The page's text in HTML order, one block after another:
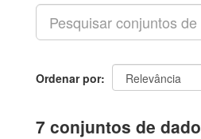
Ordenar por
7 conjuntos de